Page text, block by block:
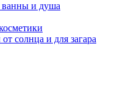
ванны и душа
солнца и для загара